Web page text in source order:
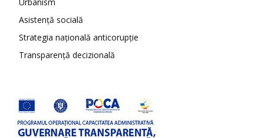
Asistență socială
Strategia națională anticorupție
Transparență decizională